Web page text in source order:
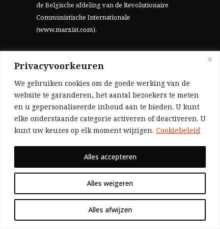
Privacyvoorkeuren
We gebruiken cookies om de goede werking van de
website te garanderen, het aantal bezoekers te meten
en u gepersonaliseerde inhoud aan te bieden. U kunt
elke onderstaande categorie activeren of deactiveren. U
kunt uw keuzes op elk moment wijzigen. Cookiebeleid
Alles weigeren
Alles afwijzen
Alles accepteren
de Belgische afdeling vande Revolutionaire
Communistische Internationale
(www.marxist.com).
ACTUALITEIT
INTERNATIONAAL
THEORIE
HELP ONS